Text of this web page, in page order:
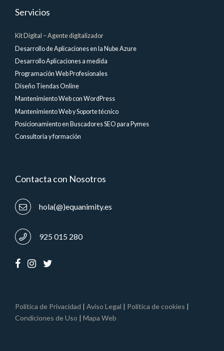
Servicios
Kit Digital – Agente digitalizador
Desarrollo de Aplicaciones en la Nube Azure
Desarrollo Aplicaciones a medida
Programación Web Profesionales
Diseño Tiendas Online
Mantenimiento Web con WordPress
Mantenimiento Web y Soporte técnico
Posicionamiento en Buscadores SEO para Pymes
Consultoria y formación
Contacta con Nosotros
hola(@)equanimity.es
925 015 280
Política de Privacidad | Aviso Legal | Política de cookies |
Condiciones de Uso | Mapa Web